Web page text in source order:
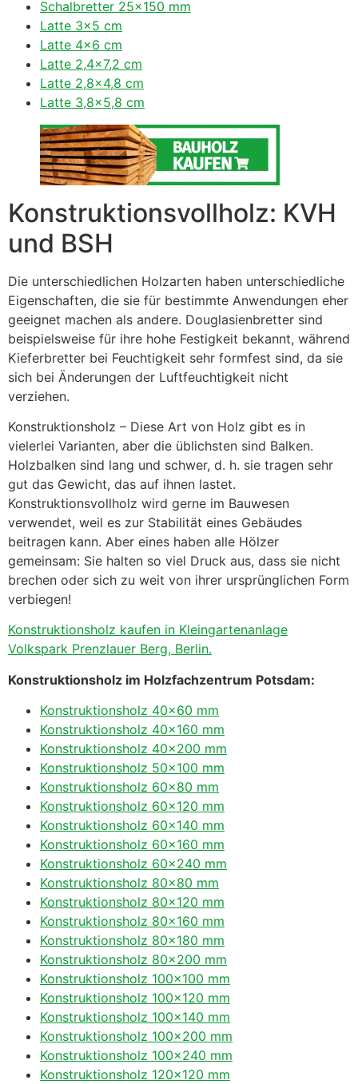
Schalbretter 25×150 mm
Latte 3×5 cm
Latte 4×6 cm
Latte 2,4×7,2 cm
Latte 2,8×4,8 cm
Latte 3,8×5,8 cm
Konstruktionsvollholz: KVH
und BSH
Die unterschiedlichen Holzarten haben unterschiedliche
Eigenschaften, die sie für bestimmte Anwendungen eher
geeignet machen als andere. Douglasienbretter sind
beispielsweise für ihre hohe Festigkeit bekannt, während
Kieferbretter bei Feuchtigkeit sehr formfest sind, da sie
sich bei Änderungen der Luftfeuchtigkeit nicht
verziehen.
Konstruktionsholz – Diese Art von Holz gibt es in
vielerlei Varianten, aber die üblichsten sind Balken.
Holzbalken sind lang und schwer, d. h. sie tragen sehr
gut das Gewicht, das auf ihnen lastet.
Konstruktionsvollholz wird gerne im Bauwesen
verwendet, weil es zur Stabilität eines Gebäudes
beitragen kann. Aber eines haben alle Hölzer
gemeinsam: Sie halten so viel Druck aus, dass sie nicht
brechen oder sich zu weit von ihrer ursprünglichen Form
verbiegen!
Konstruktionsholz kaufen in Kleingartenanlage
Volkspark Prenzlauer Berg, Berlin.
Konstruktionsholz im Holzfachzentrum Potsdam:
Konstruktionsholz 40×60 mm
Konstruktionsholz 40×160 mm
Konstruktionsholz 40×200 mm
Konstruktionsholz 50×100 mm
Konstruktionsholz 60×80 mm
Konstruktionsholz 60×120 mm
Konstruktionsholz 60×140 mm
Konstruktionsholz 60×160 mm
Konstruktionsholz 60×240 mm
Konstruktionsholz 80×80 mm
Konstruktionsholz 80×120 mm
Konstruktionsholz 80×160 mm
Konstruktionsholz 80×180 mm
Konstruktionsholz 80×200 mm
Konstruktionsholz 100×100 mm
Konstruktionsholz 100×120 mm
Konstruktionsholz 100×140 mm
Konstruktionsholz 100×200 mm
Konstruktionsholz 100×240 mm
Konstruktionsholz 120×120 mm